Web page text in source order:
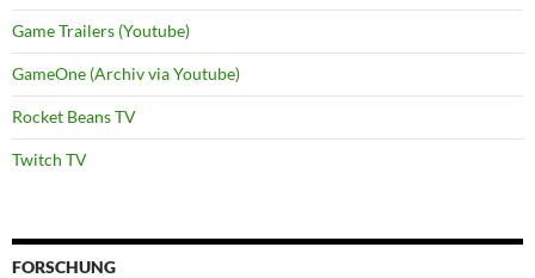
Game Trailers (Youtube)
GameOne (Archiv via Youtube)
Rocket Beans TV
Twitch TV
FORSCHUNG